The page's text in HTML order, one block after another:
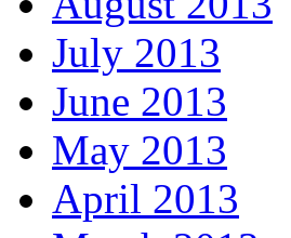
July 2013
June 2013
May 2013
April 2013